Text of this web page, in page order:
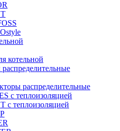
котельной
распределительные
с теплоизоляцией
с теплоизоляцией